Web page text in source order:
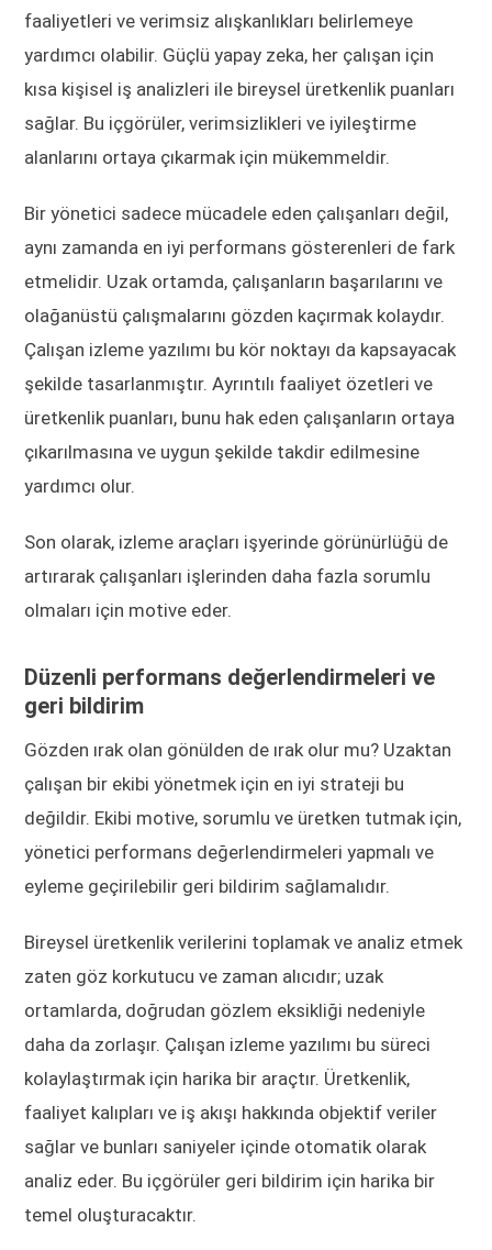
faaliyetleri ve verimsiz alışkanlıkları belirlemeye
yardımcı olabilir. Güçlü yapay zeka, her çalışan için
kısa kişisel iş analizleri ile bireysel üretkenlik puanları
sağlar. Bu içgörüler, verimsizlikleri ve iyileştirme
alanlarını ortaya çıkarmak için mükemmeldir.
Bir yönetici sadece mücadele eden çalışanları değil,
aynı zamanda en iyi performans gösterenleri de fark
etmelidir. Uzak ortamda, çalışanların başarılarını ve
olağanüstü çalışmalarını gözden kaçırmak kolaydır.
Çalışan izleme yazılımı bu kör noktayı da kapsayacak
şekilde tasarlanmıştır. Ayrıntılı faaliyet özetleri ve
üretkenlik puanları, bunu hak eden çalışanların ortaya
çıkarılmasına ve uygun şekilde takdir edilmesine
yardımcı olur.
Son olarak, izleme araçları işyerinde görünürlüğü de
artırarak çalışanları işlerinden daha fazla sorumlu
olmaları için motive eder.
Düzenli performans değerlendirmeleri ve
geri bildirim
Gözden ırak olan gönülden de ırak olur mu? Uzaktan
çalışan bir ekibi yönetmek için en iyi strateji bu
değildir. Ekibi motive, sorumlu ve üretken tutmak için,
yönetici performans değerlendirmeleri yapmalı ve
eyleme geçirilebilir geri bildirim sağlamalıdır.
Bireysel üretkenlik verilerini toplamak ve analiz etmek
zaten göz korkutucu ve zaman alıcıdır; uzak
ortamlarda, doğrudan gözlem eksikliği nedeniyle
daha da zorlaşır. Çalışan izleme yazılımı bu süreci
kolaylaştırmak için harika bir araçtır. Üretkenlik,
faaliyet kalıpları ve iş akışı hakkında objektif veriler
sağlar ve bunları saniyeler içinde otomatik olarak
analiz eder. Bu içgörüler geri bildirim için harika bir
temel oluşturacaktır.